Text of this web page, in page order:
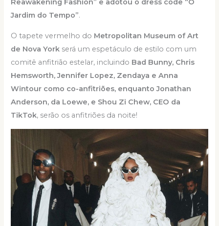
Reawakening Fashion” e adotou o dress code “O
Jardim do Tempo”.
O tapete vermelho do Metropolitan Museum of Art
de Nova York será um espetáculo de estilo com um
comitê anfitrião estelar, incluindo Bad Bunny, Chris
Hemsworth, Jennifer Lopez, Zendaya e Anna
Wintour como co-anfitriões, enquanto Jonathan
Anderson, da Loewe, e Shou Zi Chew, CEO da
TikTok, serão os anfitriões da noite!